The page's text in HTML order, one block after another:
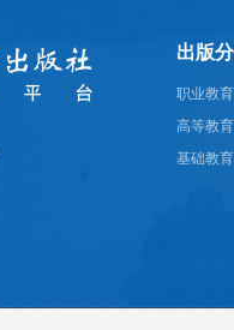
出版
职业教
高等教
基础教